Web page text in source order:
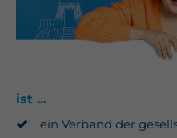
ist ...
ein Verband der